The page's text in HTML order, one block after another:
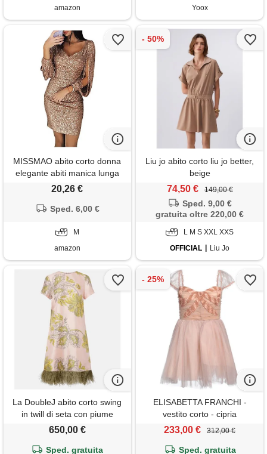
amazon
Yoox
MISSMAO abito corto donna
elegante abiti manica lunga
vestito con paillettes abiti da
sposa cerimonia ballo festa
20,26 €
Sped. 6,00 €
M
amazon
Liu jo abito corto liu jo better,
beige
74,50 € 149,00 €
Sped. 9,00 €
gratuita oltre 220,00 €
L M S XXL XXS
OFFICIAL
Liu Jo
La DoubleJ abito corto swing
in twill di seta con piume
650,00 €
Sped. gratuita
ELISABETTA FRANCHI -
vestito corto - cipria
233,00 € 312,00 €
Sped. gratuita